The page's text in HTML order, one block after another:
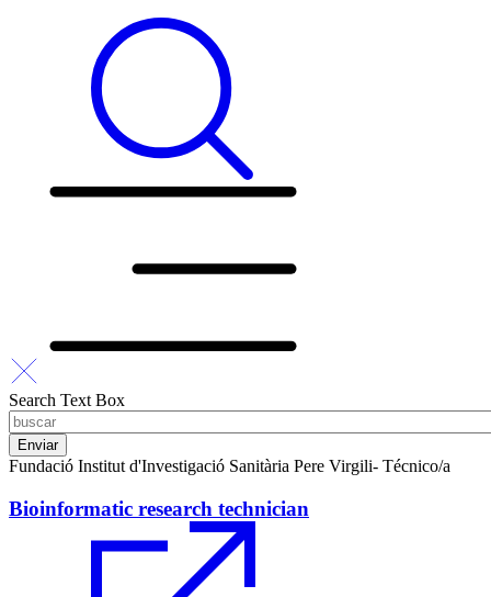
Search Text Box
Fundació Institut d'Investigació Sanitària Pere Virgili- Técnico/a
Bioinformatic research technician